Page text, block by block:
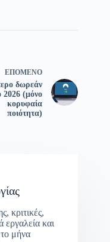
ΕΠΌΜΕΝΟ
δωρεάν
2026 (μόνο
κορυφαία
ποιότητα)
κριτικές,
εργαλεία και
μήνα